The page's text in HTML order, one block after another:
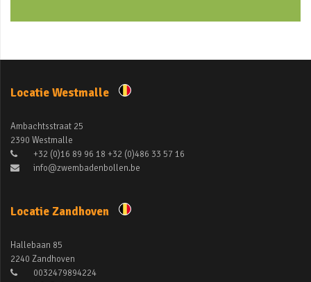
Locatie Westmalle
Ambachtsstraat 25
2390 Westmalle
+32 (0)16 89 96 18 +32 (0)486 33 57 16
info@zwembadenbollen.be
Locatie Zandhoven
Hallebaan 85
2240 Zandhoven
0032479894224